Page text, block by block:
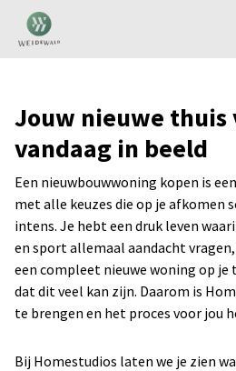
Jouw nieuwe thuis
vandaag in beeld
Een nieuwbouwwoning kopen is
met alle keuzes die op je afkomen
intens. Je hebt een druk leven
en sport allemaal aandacht
een compleet nieuwe woning op je
dat dit veel kan zijn. Daarom is
te brengen en het proces voor jou
Bij Homestudios laten we je zien